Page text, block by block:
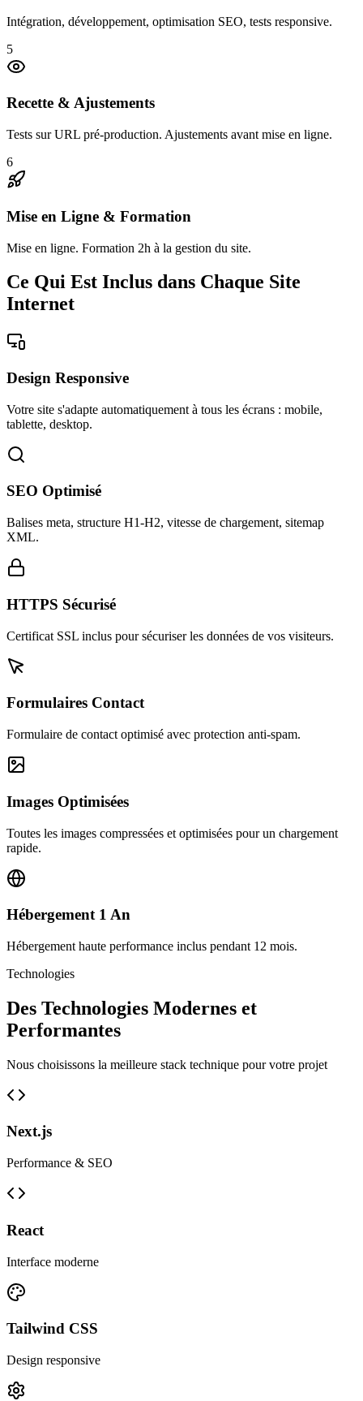
Intégration, développement, optimisation SEO, tests responsive.
5
Recette & Ajustements
Tests sur URL pré-production. Ajustements avant mise en ligne.
6
Mise en Ligne & Formation
Mise en ligne. Formation 2h à la gestion du site.
Ce Qui Est Inclus dans Chaque Site
Internet
Design Responsive
Votre site s'adapte automatiquement à tous les écrans : mobile,
tablette, desktop.
SEO Optimisé
Balises meta, structure H1-H2, vitesse de chargement, sitemap
XML.
HTTPS Sécurisé
Certificat SSL inclus pour sécuriser les données de vos visiteurs.
Formulaires Contact
Formulaire de contact optimisé avec protection anti-spam.
Images Optimisées
Toutes les images compressées et optimisées pour un chargement
rapide.
Hébergement 1 An
Hébergement haute performance inclus pendant 12 mois.
Technologies
Des Technologies Modernes et
Performantes
Nous choisissons la meilleure stack technique pour votre projet
Next.js
Performance & SEO
React
Interface moderne
Tailwind CSS
Design responsive